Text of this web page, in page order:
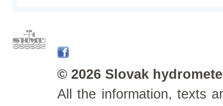
© 2026 Slovak
All the information, texts